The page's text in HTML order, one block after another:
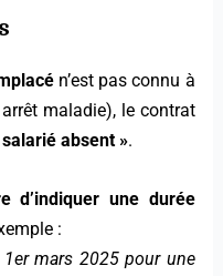
n’est pas connu à
maladie), le contrat
absent ».
d’indiquer une durée
:
mars 2025 pour une